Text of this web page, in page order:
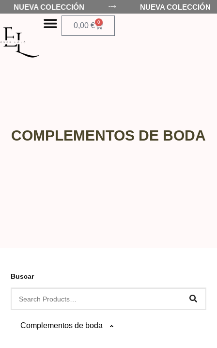
NUEVA
NUEVA COLECCIÓN
0,00 € 0
COMPLEMENTOS DE BODA
Buscar
Complementos de boda